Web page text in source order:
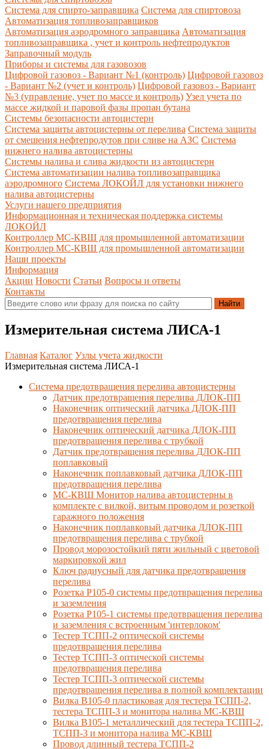
Система для спирто-заправщика Система для спиртовоза
Автоматизация топливозаправщиков
Автоматизация аэродромного заправщика Автоматизация
топливозаправщика , учет и контроль нефтепродуктов
Заправочный модуль
Приборы и системы для газовозов
Цифровой газовоз - Вариант №1 (контроль) Цифровой газовоз
- Вариант №2 (учет и контроль) Цифровой газовоз - Вариант
№3 (управление, учет по массе и контроль) Узел учета по
массе жидкой и паровой фазы пропан бутана
Системы безопасности автоцистерн
Система защиты автоцистерны от перелива Система защиты
от смешения нефтепродутов при сливе на АЗС Система
нижнего налива автоцистерны
Системы налива и слива жидкости из автоцистерн
Система автоматизации налива топливозаправщика
аэродромного Система ЛОКОЙЛ для установки нижнего
налива автоцистерны
Услуги нашего предприятия
Информационная и техническая поддержка системы
ЛОКОЙЛ
Контроллер МС-КВШ для промышленной автоматизации
Контроллер МС-КВШ для промышленной автоматизации
Наши проекты
Информация
Акции Новости Статьи Вопросы и ответы
Контакты
Измерительная система ЛИСА-1
Главная Каталог Узлы учета жидкости
Измерительная система ЛИСА-1
Система предотвращения перелива автоцистерны
Датчик предотвращения перелива ДЛОК-ПП
Наконечник оптический датчика ДЛОК-ПП
предотвращения перелива
Наконечник оптический датчика ДЛОК-ПП
предотвращения перелива с трубкой
Датчик предотвращения перелива ДЛОК-ПП
поплавковый
Наконечник поплавковый датчика ДЛОК-ПП
предотвращения перелива
МС-КВШ Монитор налива автоцистерны в
комплекте с вилкой, витым проводом и розеткой
гаражного положения
Наконечник поплавковый датчика ДЛОК-ПП
предотвращения перелива с трубкой
Провод морозостойкий пяти жильный с цветовой
маркировкой жил
Ключ радиусный для датчика предотвращения
перелива
Розетка Р105-0 системы предотвращения перелива
и заземления
Розетка Р105-1 системы предотвращения перелива
и заземления с встроенным 'интерлоком'
Тестер ТСПП-2 оптической системы
предотвращения перелива
Тестер ТСПП-3 оптической системы
предотвращения перелива
Тестер ТСПП-3 оптической системы
предотвращения перелива в полной комплектации
Вилка В105-0 пластиковая для тестера ТСПП-2,
тестера ТСПП-3 и монитора налива МС-КВШ
Вилка В105-1 металлический для тестера ТСПП-2,
ТСПП-3 и монитора налива МС-КВШ
Провод длинный тестера ТСПП-2